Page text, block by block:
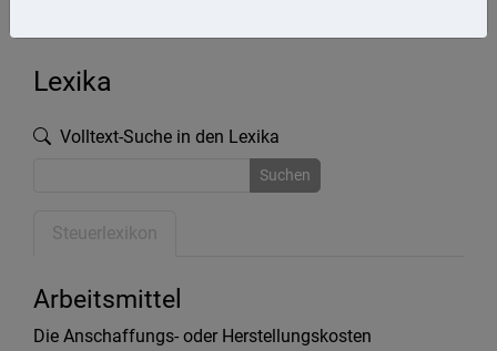
Lexika
Volltext-Suche in den Lexika
Suchen
Steuerlexikon
Arbeitsmittel
Die Anschaffungs- oder Herstellungskosten